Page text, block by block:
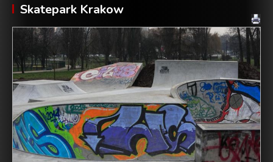
Skatepark Krakow